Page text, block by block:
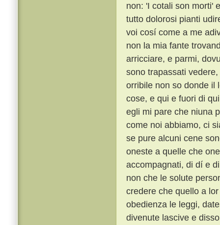
non: 'I cotali son morti'
tutto dolorosi pianti
voi cosí come a me
non la mia fante
arricciare, e parmi,
sono trapassati
orribile non so donde il
cose, e qui e fuori di
egli mi pare che niuna
come noi abbiamo, ci
se pure alcuni cene
oneste a quelle che
accompagnati, di dí e
non che le solute
credere che quello a
obedienza le leggi,
divenute lascive e